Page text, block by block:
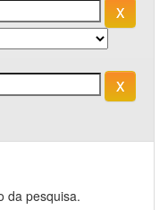
da pesquisa.